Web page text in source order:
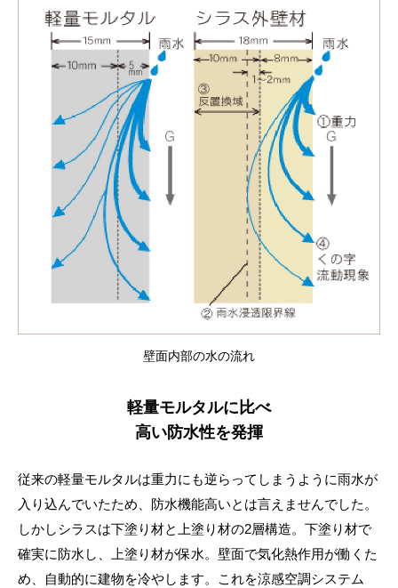
壁面内部の水の流れ
軽量モルタルに比べ
高い防水性を発揮
従来の軽量モルタルは重力にも逆らってしまうように雨水が
入り込んでいたため、防水機能高いとは言えませんでした。
しかしシラスは下塗り材と上塗り材の2層構造。下塗り材で
確実に防水し、上塗り材が保水。壁面で気化熱作用が働くた
め、自動的に建物を冷やします。これを涼感空調システム